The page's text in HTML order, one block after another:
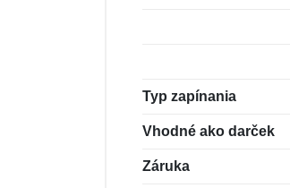
Typ zapínania
Vhodné ako darček
Záruka